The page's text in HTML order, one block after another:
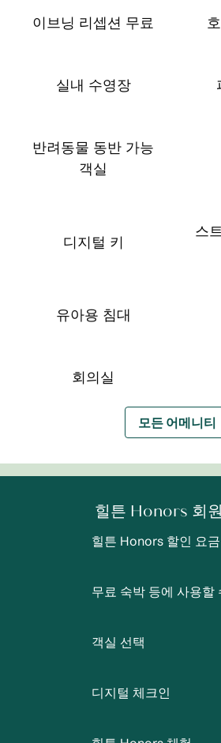
이브닝 리셉션 무료
실내 수영장
반려동물 동반 가능
객실
디지털 키
스
유아용 침대
회의실
모든 어메니티
힐튼 Honors 회
힐튼 Honors 할인 요금
무료 숙박 등에 사용할
객실 선택
디지털 체크인